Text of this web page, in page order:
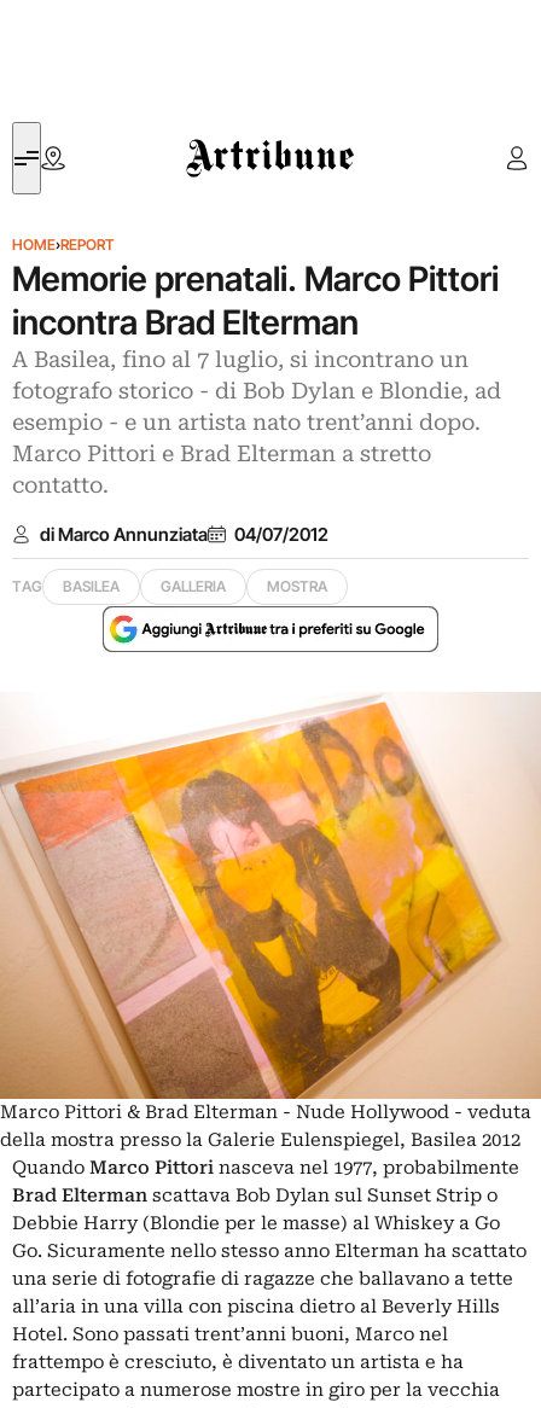
Artribune
HOME›REPORT
Memorie prenatali. Marco Pittori
incontra Brad Elterman
A Basilea, fino al 7 luglio, si incontrano un
fotografo storico - di Bob Dylan e Blondie, ad
esempio - e un artista nato trent’anni dopo.
Marco Pittori e Brad Elterman a stretto
contatto.
di Marco Annunziata 04/07/2012
TAG BASILEA GALLERIA MOSTRA
Marco Pittori & Brad Elterman - Nude Hollywood - veduta
della mostra presso la Galerie Eulenspiegel, Basilea 2012
Quando Marco Pittori nasceva nel 1977, probabilmente
Brad Elterman scattava Bob Dylan sul Sunset Strip o
Debbie Harry (Blondie per le masse) al Whiskey a Go
Go. Sicuramente nello stesso anno Elterman ha scattato
una serie di fotografie di ragazze che ballavano a tette
all’aria in una villa con piscina dietro al Beverly Hills
Hotel. Sono passati trent’anni buoni, Marco nel
frattempo è cresciuto, è diventato un artista e ha
partecipato a numerose mostre in giro per la vecchia